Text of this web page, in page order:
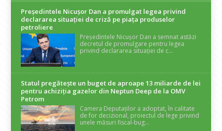
Președintele Nicuşor Dan a promulgat legea privind
declararea situaţiei de criză pe piaţa produselor
petroliere
Președintele Nicușor Dan a semnat astăzi
decretul de promulgare pentru legea
privind declararea situației de c...
Statul pregătește un buget de aproape 13 miliarde de lei
pentru achiziția gazelor din Neptun Deep de la OMV
Petrom
Camera Deputaților a adoptat, în calitate
de for decizional, proiectul de lege privind
unele măsuri fiscal-bug...